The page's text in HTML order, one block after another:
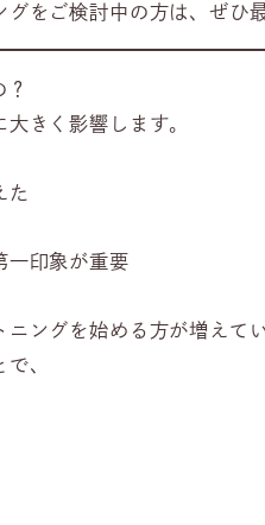
をご検討中の方は、ぜひ
きく影響します。
た
一印象が重要
ングを始める方が増えて
、